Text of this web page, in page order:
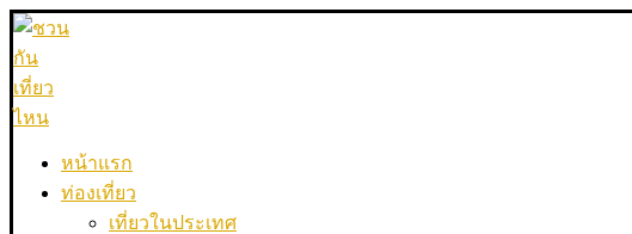
หน้าแรก
ท่องเที่ยว
เที่ยวในประเทศ